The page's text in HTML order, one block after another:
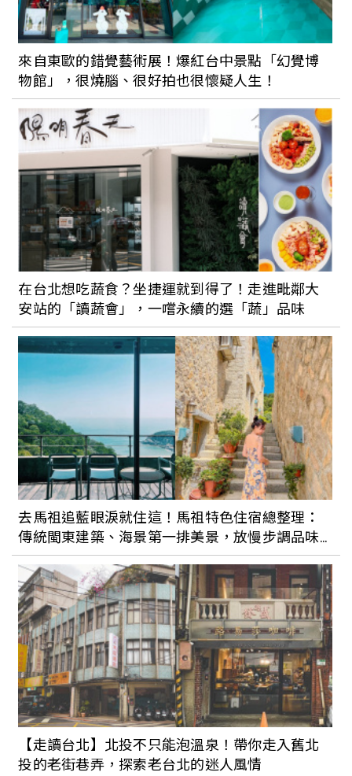
來自東歐的錯覺藝術展！爆紅台中景點「幻覺博
物館」，很燒腦、很好拍也很懷疑人生！
在台北想吃蔬食？坐捷運就到得了！走進毗鄰大
安站的「讀蔬會」，一嚐永續的選「蔬」品味
去馬祖追藍眼淚就住這！馬祖特色住宿總整理：
傳統閩東建築、海景第一排美景，放慢步調品味
小島時光
【走讀台北】北投不只能泡溫泉！帶你走入舊北
投的老街巷弄，探索老台北的迷人風情